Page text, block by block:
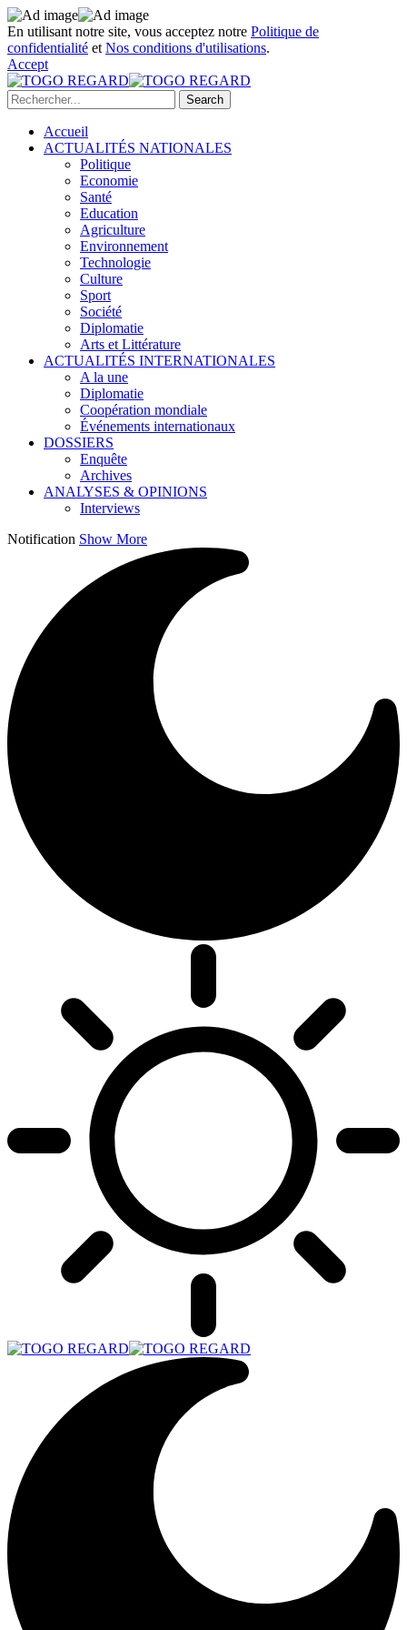
En utilisant notre site, vous acceptez notre Politique de
confidentialité et Nos conditions d'utilisations.
Accept
Accueil
ACTUALITÉS NATIONALES
Politique
Economie
Santé
Education
Agriculture
Environnement
Technologie
Culture
Sport
Société
Diplomatie
Arts et Littérature
ACTUALITÉS INTERNATIONALES
A la une
Diplomatie
Coopération mondiale
Événements internationaux
DOSSIERS
Enquête
Archives
ANALYSES & OPINIONS
Interviews
Notification Show More